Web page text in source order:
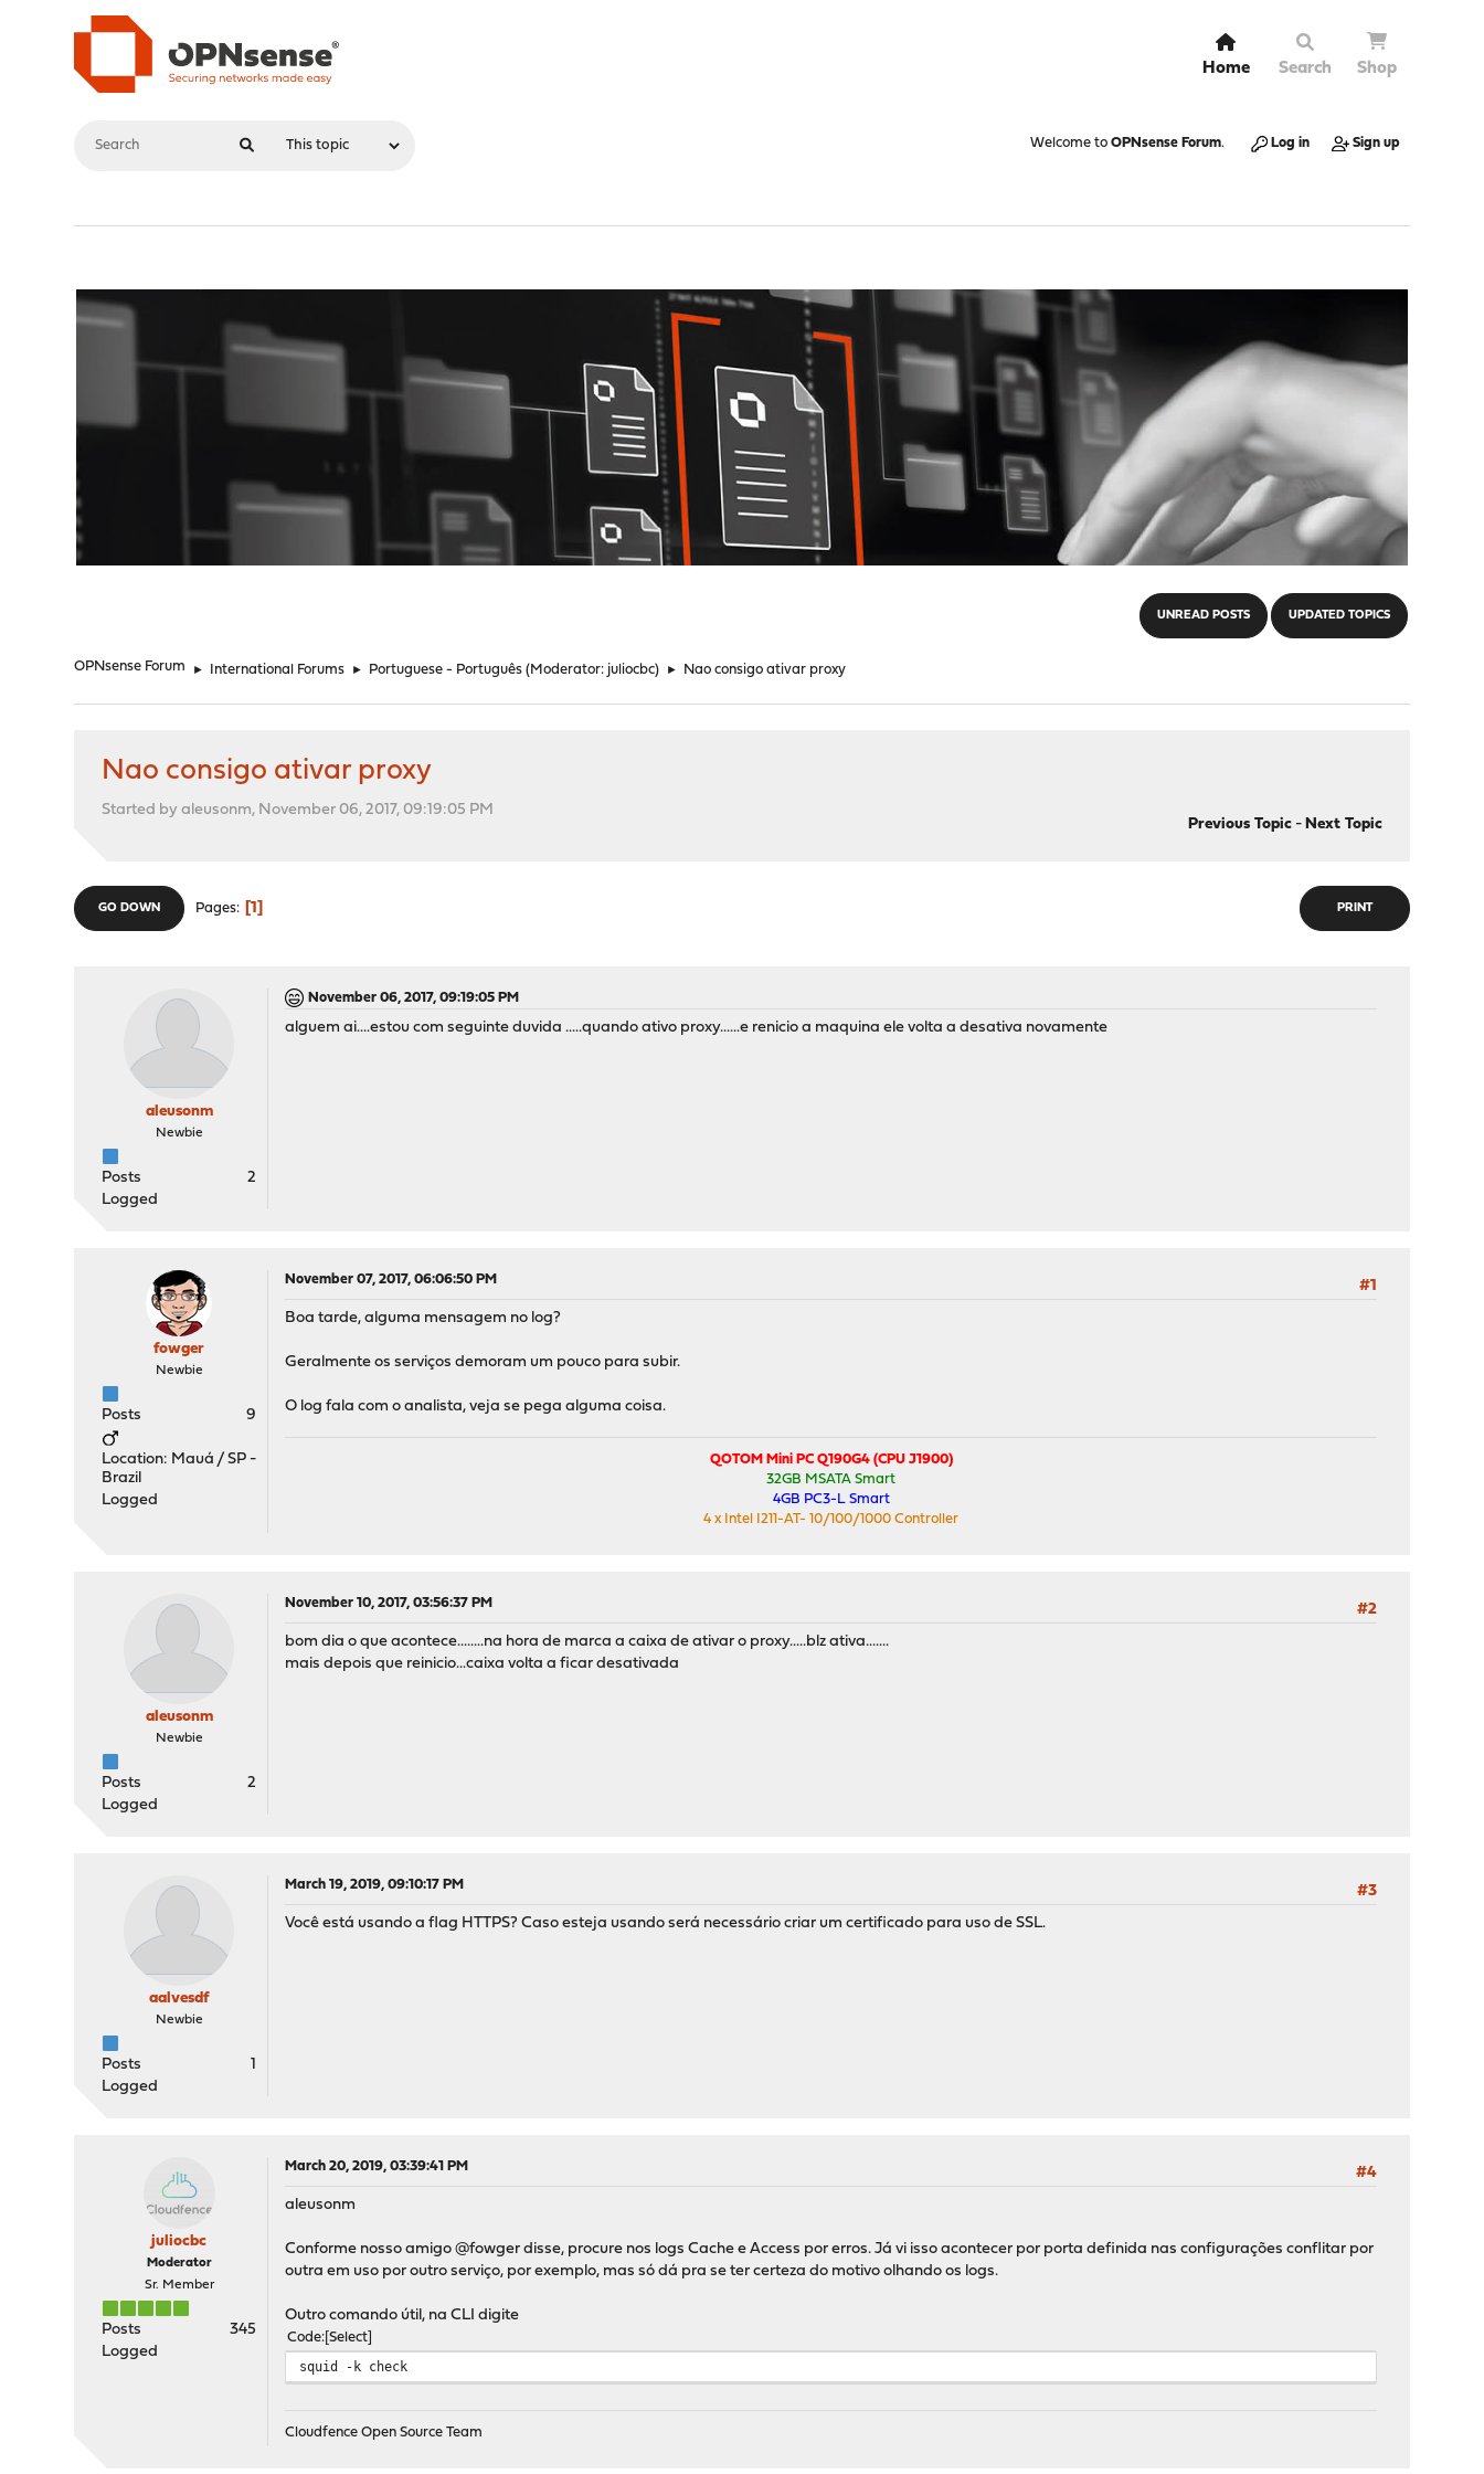
Home Search Shop
Welcome to OPNsense Forum. Log in Sign up
UNREAD POSTS UPDATED TOPICS
OPNsense Forum ► International Forums ► Portuguese - Português (Moderator: juliocbc) ► Nao consigo ativar proxy
Nao consigo ativar proxy
Started by aleusonm, November 06, 2017, 09:19:05 PM
Previous Topic- Next Topic
PRINT
GO DOWN Pages 1
aleusonm
Newbie
Posts
2
Logged
November 06, 2017, 09:19:05 PM
alguem ai....estou com seguinte duvida .....quando ativo proxy......e renicio a maquina ele volta a desativa novamente
fowger
Newbie
Posts 9
Location: Mauá / SP -
Brazil
Logged
November 07, 2017, 06:06:50 PM
#1
Boa tarde, alguma mensagem no log?
Geralmente os serviços demoram um pouco para subir.
O log fala com o analista, veja se pega alguma coisa.
QOTOM Mini PC Q190G4 (CPU J1900)
32GB MSATA Smart
4GB PC3-L Smart
4 x Intel I211-AT- 10/100/1000 Controller
aleusonm
Newbie
Posts
2
Logged
November 10, 2017, 03:56:37 PM
#2
bom dia o que acontece........na hora de marca a caixa de ativar o proxy.....blz ativa.......
mais depois que reinicio...caixa volta a ficar desativada
aalvesdf
Newbie
Posts
1
Logged
March 19, 2019, 09:10:17 PM
#3
Você está usando a flag HTTPS? Caso esteja usando será necessário criar um certificado para uso de SSL.
juliocbc
Moderator
Sr. Member
Posts
345
Logged
March 20, 2019, 03:39:41 PM
#4
aleusonm
Conforme nosso amigo @fowger disse, procure nos logs Cache e Access por erros. Já vi isso acontecer por porta definida nas configurações conflitar por
outra em uso por outro serviço, por exemplo, mas só dá pra se ter certeza do motivo olhando os logs.
Outro comando útil, na CLI digite
Code Select
squid -k check
Cloudfence Open Source Team